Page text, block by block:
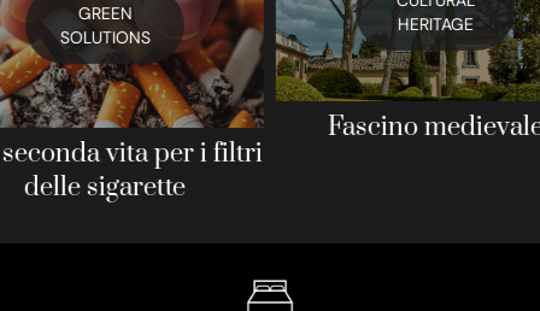
GREEN
SOLUTIONS
vita per i filtri
delle sigarette
HERITAGE
Fascino